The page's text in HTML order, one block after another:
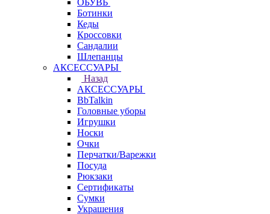
ОБУВЬ
Ботинки
Кеды
Кроссовки
Сандалии
Шлепанцы
АКСЕССУАРЫ
Назад
АКСЕССУАРЫ
BbTalkin
Головные уборы
Игрушки
Носки
Очки
Перчатки/Варежки
Посуда
Рюкзаки
Сертификаты
Сумки
Украшения